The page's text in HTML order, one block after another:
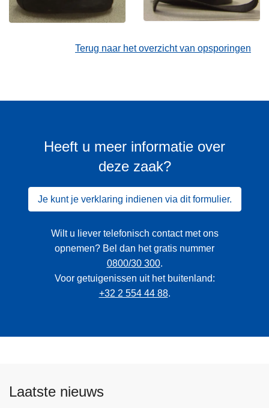
Terug naar het overzicht van opsporingen
Heeft u meer informatie over
deze zaak?
Je kunt je verklaring indienen via dit formulier.
Wilt u liever telefonisch contact met ons
opnemen? Bel dan het gratis nummer
0800/30 300.
Voor getuigenissen uit het buitenland:
+32 2 554 44 88.
Laatste nieuws